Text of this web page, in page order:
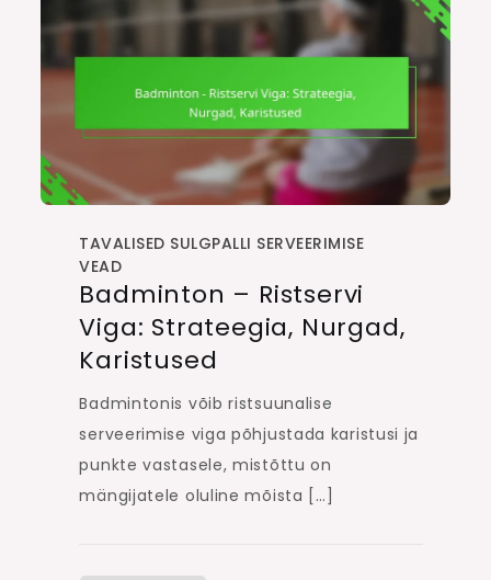
TAVALISED SULGPALLI SERVEERIMISE
VEAD
Badminton – Ristservi
Viga: Strateegia, Nurgad,
Karistused
Badmintonis võib ristsuunalise
serveerimise viga põhjustada karistusi ja
punkte vastasele, mistõttu on
mängijatele oluline mõista […]